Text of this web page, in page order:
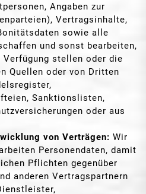
Angaben zur
Vertragsinhalte,
sowie alle
und sonst bearbeiten,
Verfügung stellen oder die
Quellen oder von Dritten
Sanktionslisten,
oder aus
von Verträgen: Wir
Personendaten, damit
Pflichten gegenüber
anderen Vertragspartnern